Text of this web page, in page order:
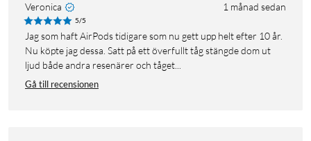
Veronica 1 månad sedan
5/5
Jag som haft AirPods tidigare som nu gett upp helt efter 10 år.
Nu köpte jag dessa. Satt på ett överfullt tåg stängde dom ut
ljud både andra resenärer och tåget...
Gå till recensionen